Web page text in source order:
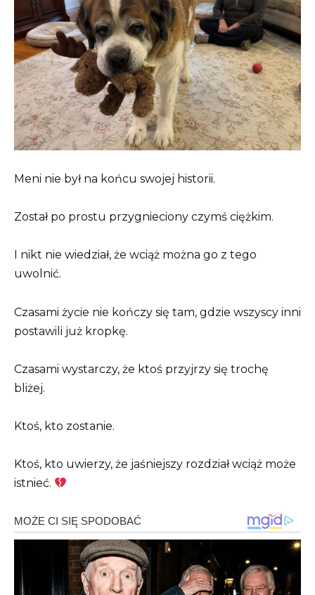
Meni nie był na końcu swojej historii.
Został po prostu przygnieciony czymś ciężkim.
I nikt nie wiedział, że wciąż można go z tego
uwolnić.
Czasami życie nie kończy się tam, gdzie wszyscy inni
postawili już kropkę.
Czasami wystarczy, że ktoś przyjrzy się trochę
bliżej.
Ktoś, kto zostanie.
Ktoś, kto uwierzy, że jaśniejszy rozdział wciąż może
istnieć.